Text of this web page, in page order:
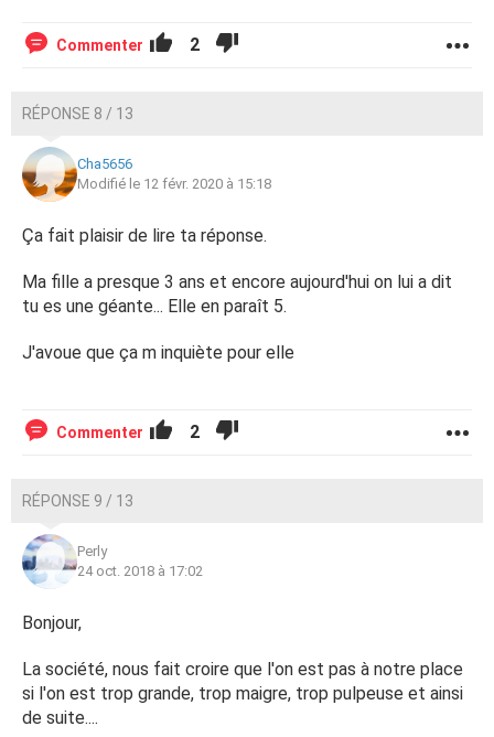
Commenter 2
RÉPONSE 8 / 13
Cha5656
Modifié le 12 févr. 2020 à 15:18
Ça fait plaisir de lire ta réponse.
Ma fille a presque 3 ans et encore aujourd'hui on lui a dit
tu es une géante... Elle en paraît 5.
J'avoue que ça m inquiète pour elle
Commenter 2
RÉPONSE 9 / 13
Perly
24 oct. 2018 à 17:02
Bonjour,
La société, nous fait croire que l'on est pas à notre place
si l'on est trop grande, trop maigre, trop pulpeuse et ainsi
de suite....